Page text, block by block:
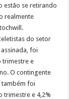
estão se retirando
realmente
do setor
foi
trimestre e
O contingente
também foi
trimestre e 4,2%